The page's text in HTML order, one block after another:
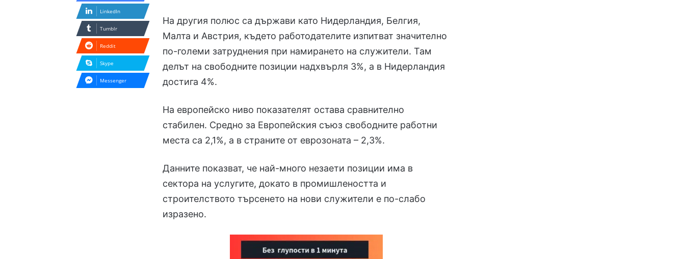
На другия полюс са държави като Нидерландия, Белгия,
Малта и Австрия, където работодателите изпитват значително
по-големи затруднения при намирането на служители. Там
делът на свободните позиции надхвърля 3%, а в Нидерландия
достига 4%.
На европейско ниво показателят остава сравнително
стабилен. Средно за Европейския съюз свободните работни
места са 2,1%, а в страните от еврозоната – 2,3%.
Данните показват, че най-много незаети позиции има в
сектора на услугите, докато в промишлеността и
строителството търсенето на нови служители е по-слабо
изразено.
LinkedIn
Tumblr
Reddit
Skype
Messenger